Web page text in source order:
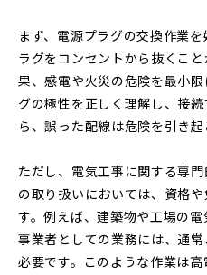
まず、電源プラグの交換作業
ラグをコンセントから抜くこ
果、感電や火災の危険を最小
グの極性を正しく理解し、接
ら、誤った配線は危険を引き起
ただし、電気工事に関する専
の取り扱いにおいては、資格
す。例えば、建築物や工場の
事業者としての業務には、通
必要です。このような作業は